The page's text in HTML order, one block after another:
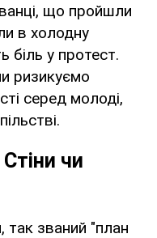
що пройшли
в холодну
біль у протест.
ризикуємо
серед молоді,
чи
званий "план